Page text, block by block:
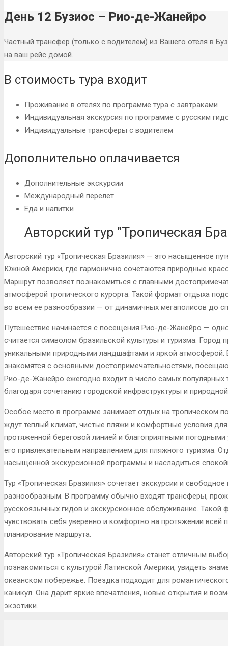
День 12 Бузиос – Рио-де-Жанейро
Частный трансфер (только с водителем) из Вашего отеля в
на ваш рейс домой.
В стоимость тура входит
Проживание в отелях по программе тура с завтраками
Индивидуальная экскурсия по программе c русским
Индивидуальные трансферы с водителем
Дополнительно оплачивается
Дополнительные экскурсии
Международный перелет
Еда и напитки
Авторский тур "Тропическая
Авторский тур «Тропическая Бразилия» — это насыщенное
Южной Америки, где гармонично сочетаются природные
Маршрут позволяет познакомиться с главными
атмосферой тропического курорта. Такой формат отдыха
во всем ее разнообразии — от динамичных мегаполисов до
Путешествие начинается с посещения Рио-де-Жанейро —
считается символом бразильской культуры и туризма.
уникальными природными ландшафтами и яркой атмосферой.
знакомятся с основными достопримечательностями,
Рио-де-Жанейро ежегодно входит в число самых популярных
благодаря сочетанию городской инфраструктуры и
Особое место в программе занимает отдых на тропическом
ждут теплый климат, чистые пляжи и комфортные условия
протяженной береговой линией и благоприятными
его привлекательным направлением для пляжного туризма.
насыщенной экскурсионной программы и насладиться
Тур «Тропическая Бразилия» сочетает экскурсии и
разнообразным. В программу обычно входят трансферы,
русскоязычных гидов и экскурсионное обслуживание. Такой
чувствовать себя уверенно и комфортно на протяжении всей
планирование маршрута.
Авторский тур «Тропическая Бразилия» станет отличным
познакомиться с культурой Латинской Америки, увидеть
океанском побережье. Поездка подходит для
каникул. Она дарит яркие впечатления, новые открытия и
экзотики.